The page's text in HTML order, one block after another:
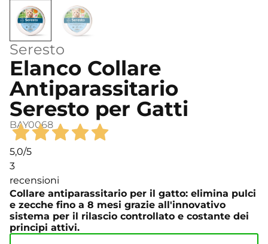
Seresto
Elanco Collare
Antiparassitario
Seresto per Gatti
BAY0068
5,0/5
3
recensioni
Collare antiparassitario per il gatto: elimina pulci
e zecche fino a 8 mesi grazie all'innovativo
sistema per il rilascio controllato e costante dei
principi attivi.